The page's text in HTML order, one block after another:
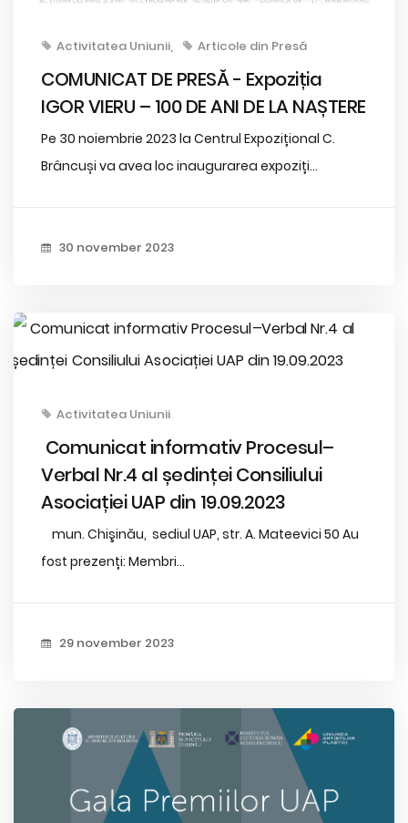
Activitatea Uniunii Articole din Presă
COMUNICAT DE PRESĂ - Expoziția
IGOR VIERU – 100 DE ANI DE LA NAȘTERE
Pe 30 noiembrie 2023 la Centrul Expozițional C.
Brâncuși va avea loc inaugurarea expoziți...
30 november 2023
Activitatea Uniunii
Comunicat informativ Procesul–
Verbal Nr.4 al ședinței Consiliului
Asociației UAP din 19.09.2023
mun. Chişinău, sediul UAP, str. A. Mateevici 50 Au
fost prezenți: Membri...
29 november 2023